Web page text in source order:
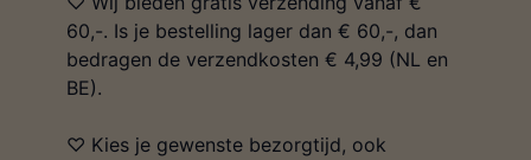
60,-. Is je bestelling lager dan € 60,-, dan
bedragen de verzendkosten € 4,99 (NL en
BE).
♡ Kies je gewenste bezorgtijd, ook